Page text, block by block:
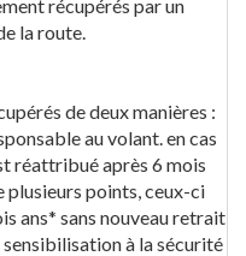
récupérés par un
la route.
de deux manières :
au volant. en cas
réattribué après 6 mois
plusieurs points, ceux-ci
ans* sans nouveau retrait
à la sécurité